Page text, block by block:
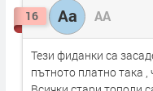
16 Аа АА
Тези фиданки са
пътното платно така ,